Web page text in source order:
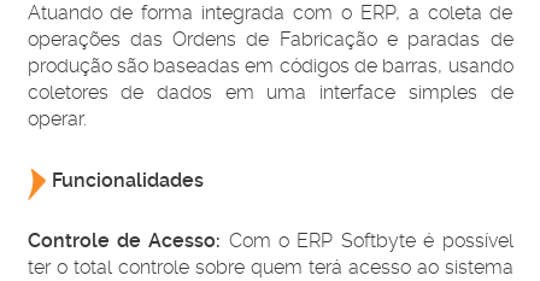
Atuando de forma integrada com o ERP, a coleta de
operações das Ordens de Fabricação e paradas de
produção são baseadas em códigos de barras, usando
coletores de dados em uma interface simples de
operar.
Funcionalidades
Controle de Acesso: Com o ERP Softbyte é possível
ter o total controle sobre quem terá acesso ao sistema